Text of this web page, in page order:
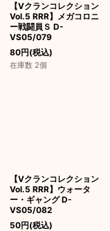
【Vクランコレクション
Vol.5 RRR】メガコロニ
ー戦闘員Ｓ D-
VS05/079
80円(税込)
在庫数 2個
【Vクランコレクション
Vol.5 RRR】ウォータ
ー・ギャング D-
VS05/082
50円(税込)